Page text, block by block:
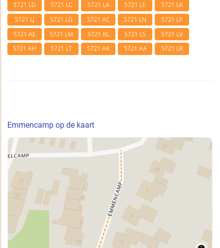
5721 LD 5721 LC 5721 LA 5721 LE
5721 LK
5721 LJ
5721 LG 5721 AC 5721 LN
5721 LP
5721 AE
5721 LM 5721 KL 5721 LS
5721 LV
5721 AH
5721 LT 5721 AK 5721 AA 5721 LR
Emmencamp op de kaart